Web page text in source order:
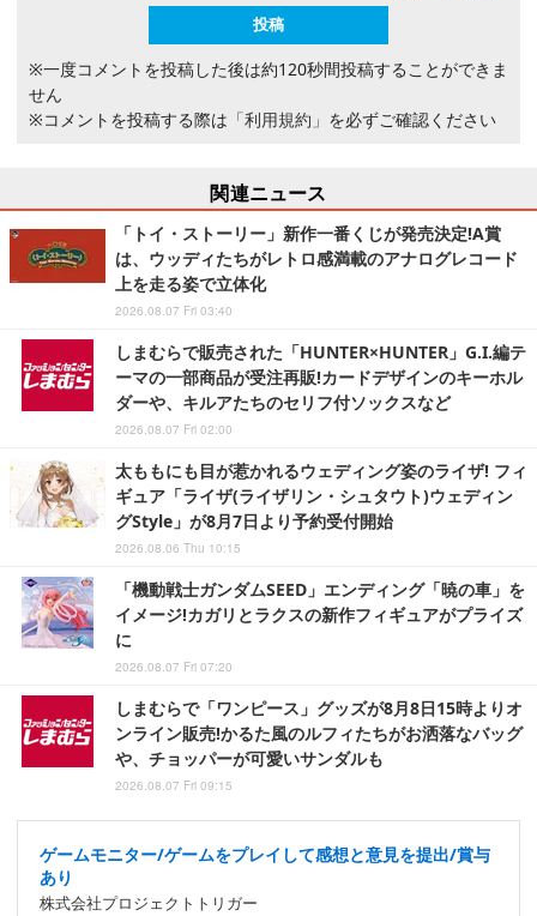
※一度コメントを投稿した後は約120秒間投稿することができま
せん
※コメントを投稿する際は 「利用規約」 を必ずご確認ください
関連ニュース
「トイ・ストーリー」新作一番くじが発売決定!A賞
は、ウッディたちがレトロ感満載のアナログレコード
上を走る姿で立体化
2026.08.07 Fri 03:40
しまむらで販売された「HUNTER×HUNTER」G.I.編テ
ーマの一部商品が受注再販!カードデザインのキーホル
ダーや、キルアたちのセリフ付ソックスなど
2026.08.07 Fri 02:00
太ももにも目が惹かれるウェディング姿のライザ! フィ
ギュア「ライザ(ライザリン・シュタウト)ウェディン
グStyle」が8月7日より予約受付開始
2026.08.06 Thu 10:15
「機動戦士ガンダムSEED」エンディング「暁の車」を
イメージ!カガリとラクスの新作フィギュアがプライズ
に
2026.08.07 Fri 07:20
しまむらで「ワンピース」グッズが8月8日15時よりオ
ンライン販売!かるた風のルフィたちがお洒落なバッグ
や、チョッパーが可愛いサンダルも
2026.08.07 Fri 09:15
ゲームモニター/ゲームをプレイして感想と意見を提出/賞与
あり
株式会社プロジェクトトリガー